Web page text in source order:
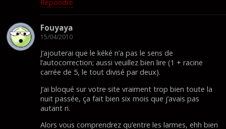
Répondre
Fouyaya
15/04/2010
J’ajouterai que le kéké n’a pas le sens de
l’autocorrection; aussi veuillez bien lire (1 + racine
carrée de 5, le tout divisé par deux).
J’ai bloqué sur votre site vraiment trop bien toute la
nuit passée, ça fait bien six mois que j’avais pas
autant ri.
Alors vous comprendrez qu’entre les larmes, ehh bien